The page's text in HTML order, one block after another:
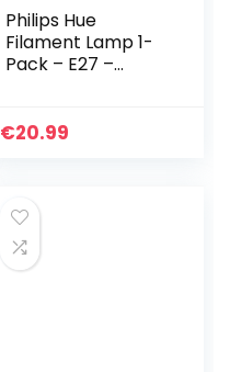
Philips Hue
Filament Lamp 1-
Pack – E27 –
LED Verlichting –
€20.99